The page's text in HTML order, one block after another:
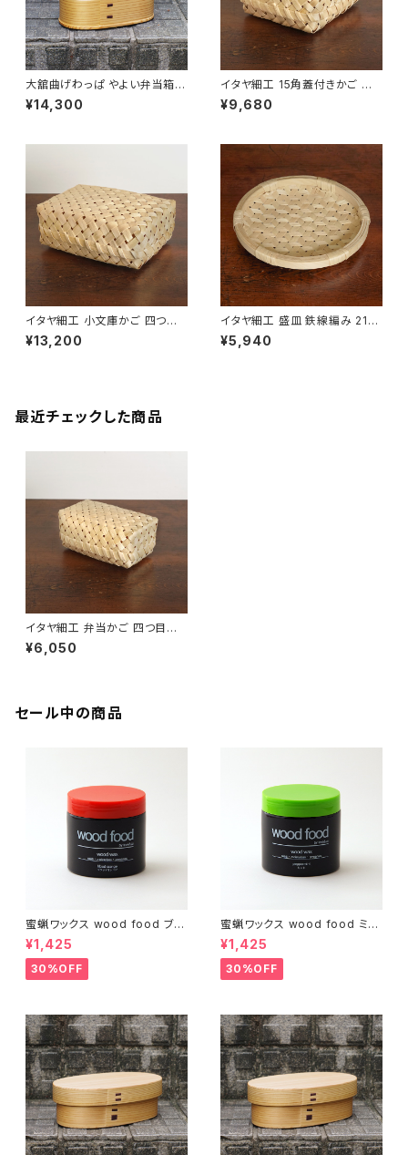
大舘曲げわっぱ やよい弁当箱
りょうび庵 秋田県大舘市【伝統
的工芸品】【民藝品】【ギフト プレ
¥14,300
イタヤ細工 15角蓋付きかご 四
つ目編み【秋田県角館】【荒物】
【伝統工芸品】【民藝品】【ギフト
¥9,680
イタヤ細工 小文庫かご 四つ目
編み【蓋付きかご】【秋田県角館】
【荒物】【伝統工芸品】【民藝品】
¥13,200
イタヤ細工 盛皿 鉄線編み 21c
m【盆ざる】【秋田県角館】【荒
物】【料理道具 キッチンツール】
¥5,940
最近チェックした商品
イタヤ細工 弁当かご 四つ目編
み【蓋付きかご】【秋田県角館】
【荒物】【伝統工芸品】【民藝品】
¥6,050
セール中の商品
蜜蝋ワックス wood food ブラ
ッドオレンジ【DIY】【木工】【ギフ
ト プレゼント】【父の日 お誕生
日】
¥1,425
30%OFF
蜜蝋ワックス wood food ミン
ト【DIY】【木工】【ギフト プレゼン
ト】【父の日 お誕生日】
¥1,425
30%OFF